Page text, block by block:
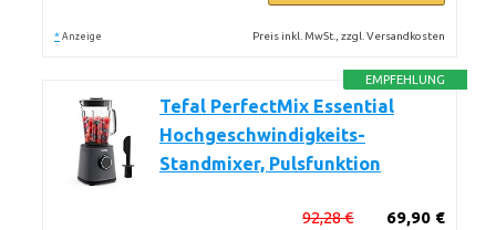
* Anzeige Preis inkl. MwSt., zzgl. Versandkosten
EMPFEHLUNG
Tefal PerfectMix Essential
Hochgeschwindigkeits-
Standmixer, Pulsfunktion
69,90 €
92,28 €